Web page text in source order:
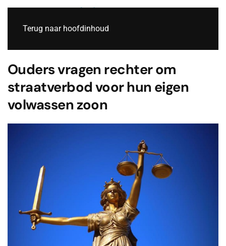
Terug naar hoofdinhoud
Ouders vragen rechter om
straatverbod voor hun eigen
volwassen zoon